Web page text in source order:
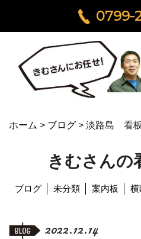
0799-
ホーム > ブログ > 淡路島 看
きむさんの
ブログ 未分類 案内板 横
2022.12.14